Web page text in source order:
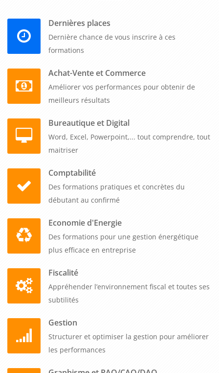
Dernières places
Dernière chance de vous inscrire à ces
formations
Achat-Vente et Commerce
Améliorer vos performances pour obtenir de
meilleurs résultats
Bureautique et Digital
Word, Excel, Powerpoint,... tout comprendre, tout
maitriser
Comptabilité
Des formations pratiques et concrètes du
débutant au confirmé
Economie d'Energie
Des formations pour une gestion énergétique
plus efficace en entreprise
Fiscalité
Appréhender l’environnement fiscal et toutes ses
subtilités
Gestion
Structurer et optimiser la gestion pour améliorer
les performances